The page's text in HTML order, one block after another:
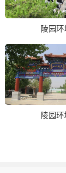
陵园
陵园